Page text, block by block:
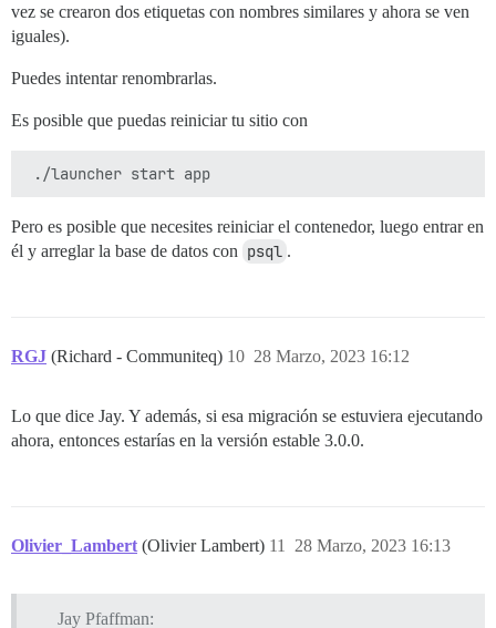
vez se crearon dos etiquetas con nombres similares y ahora se ven
iguales).
Puedes intentar renombrarlas.
Es posible que puedas reiniciar tu sitio con
Pero es posible que necesites reiniciar el contenedor, luego entrar en
él y arreglar la base de datos con psql .
RGJ (Richard - Communiteq) 28 Marzo, 2023 16:12
10
Lo que dice Jay. Y además, si esa migración se estuviera ejecutando
ahora, entonces estarías en la versión estable 3.0.0.
Olivier_Lambert (Olivier Lambert) 28 Marzo, 2023 16:13
11
Jay Pfaffman: